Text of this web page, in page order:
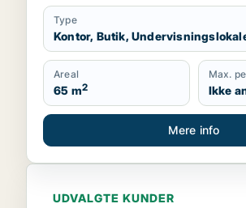
Type
Kontor, Butik,
Areal
65 m2
Max.
Ikke
Mere info
UDVALGTE KUNDER